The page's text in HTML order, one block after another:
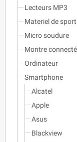
Lecteurs MP3
Materiel de sport
Micro soudure
Montre
Ordinateur
Smartphone
Alcatel
Apple
Asus
Blackview